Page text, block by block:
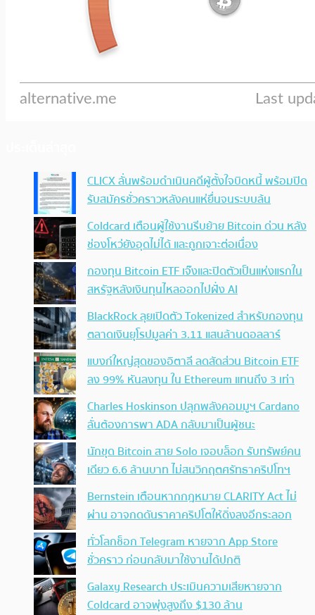
CLICX ลั่นพร้อมดำเนินคดีผู้ตั้งใจบิดหนี้ พร้อมปิด
รับสมัครชั่วคราวหลังคนแห่ยื่นจนระบบล้น
Coldcard เตือนผู้ใช้งานรีบย้าย Bitcoin ด่วน หลัง
ช่องโหว่ยังอุดไม่ได้ และถูกเจาะต่อเนื่อง
กองทุน Bitcoin ETF เจ๊งและปิดตัวเป็นแห่งแรกใน
สหรัฐหลังเงินทุนไหลออกไปฝั่ง AI
BlackRock ลุยเปิดตัว Tokenized สำหรับกองทุน
ตลาดเงินยุโรปมูลค่า 3.11 แสนล้านดอลลาร์
แบงก์ใหญ่สุดของอิตาลี ลดสัดส่วน Bitcoin ETF
ลง 99% หันลงทุน ใน Ethereum แทนถึง 3 เท่า
Charles Hoskinson ปลุกพลังคอมมูฯ Cardano
ลั่นต้องการพา ADA กลับมาเป็นผู้ชนะ
นักขุด Bitcoin สาย Solo เจอบล็อก รับทรัพย์คน
เดียว 6.6 ล้านบาท ไม่สนวิกฤตศรัทธาคริปโทฯ
Bernstein เตือนหากกฎหมาย CLARITY Act ไม่
ผ่าน อาจกดดันราคาคริปโตให้ดิ่งลงอีกระลอก
ทั่วโลกช็อก Telegram หายจาก App Store
ชั่วคราว ก่อนกลับมาใช้งานได้ปกติ
Galaxy Research ประเมินความเสียหายจาก
Coldcard อาจพุ่งสูงถึง $130 ล้าน